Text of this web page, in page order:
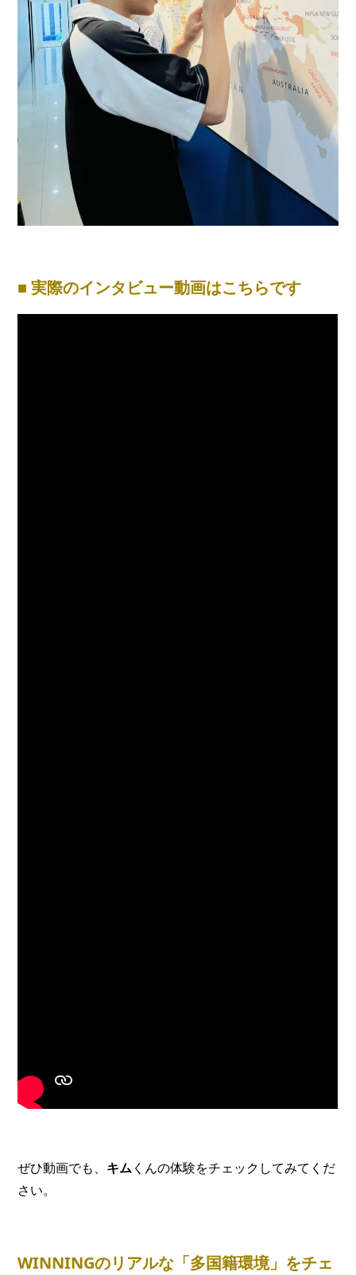
■ 実際のインタビュー動画はこちらです
ぜひ動画でも、 キムくんの体験をチェックしてみてくだ
さい。
WINNINGのリアルな「多国籍環境」をチェ